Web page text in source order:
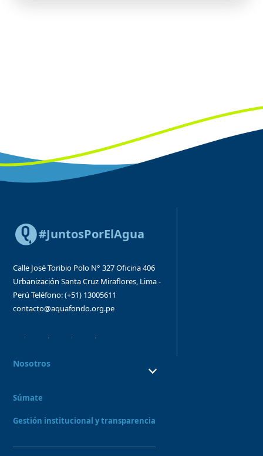
#JuntosPorElAgua
Calle José Toribio Polo N° 327Oficina 406
Urbanización Santa Cruz Miraflores, Lima -
Perú Teléfono: (+51) 13005611
contacto@aquafondo.org.pe
Nosotros
¿Qué hacemos?
Consejo directivo y órganos asesores
Súmate
Gestión institucional y transparencia